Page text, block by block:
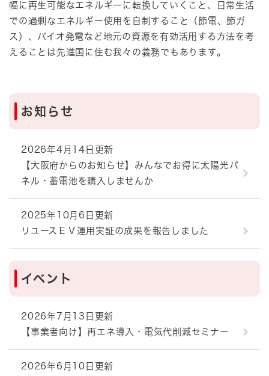
幅に再生可能なエネルギーに転換していくこと、日常生活
での過剰なエネルギー使用を自制すること（節電、節ガ
ス）、バイオ発電など地元の資源を有効活用する方法を考
えることは先進国に住む我々の義務でもあります。
お知らせ
2026年4月14日更新
【大阪府からのお知らせ】みんなでお得に太陽光パ
ネル・蓄電池を購入しませんか
2025年10月6日更新
リユースＥＶ運用実証の成果を報告しました
イベント
2026年7月13日更新
【事業者向け】再エネ導入・電気代削減セミナー
2026年6月10日更新